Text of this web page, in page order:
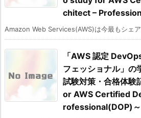
chitect –
Amazon Web Services(AWS)は今最もシェ
「AWS 認定
フェッショナル」の
試験対策・合格体
or AWS Certified
rofessional(DOP)～